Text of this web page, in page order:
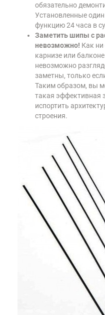
обязательно
Установленные
функцию 24 часа в
Заметить шипы с
невозможно! Как ни
карнизе или
невозможно
заметны, только
Таким образом, вы
такая эффективная
испортить
строения.